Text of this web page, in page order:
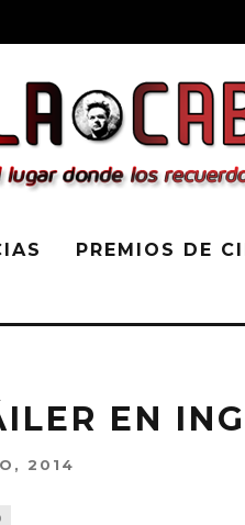
PREMIOS DE
EN
2014